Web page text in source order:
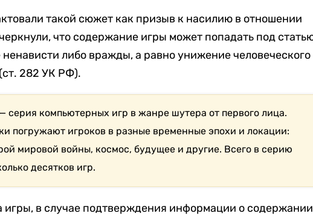
такой сюжет как призыв к насилию в отношении
что содержание игры может попадать под
либо вражды, а равно унижение человеческого
282 УК РФ).
серия компьютерных игр в жанре шутера от первого лица.
погружают игроков в разные временные эпохи и локации:
мировой войны, космос, будущее и другие. Всего в серию
десятков игр.
игры, в случае подтверждения информации о